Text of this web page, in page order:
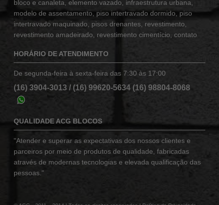
bloco e canaleta ,elemento vazado infraestrutura urbana
modelo de assentamento
piso intertravado dormido
piso
intertravado maquinado
pisos drenantes revestimento
revestimento amadeirado
revestimento cimentício ,contato
HORÁRIO DE ATENDIMENTO
De segunda-feira à sexta-feira das 7:30 às 17:00
(16) 3904-3013 / (16) 99620-5634 (16) 98804-8068
QUALIDADE ACG BLOCOS
"Atender e superar as expectativas dos nossos clientes e
parceiros por meio de produtos de qualidade, fabricadas
através de modernas tecnologias e elevada qualificação das
pessoas."